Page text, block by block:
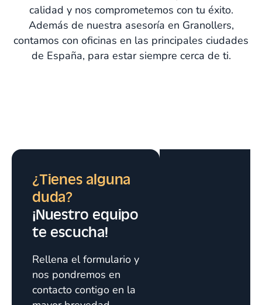
calidad y nos comprometemos con tu éxito.
Además de nuestra asesoría en Granollers,
contamos con oficinas en las principales ciudades
de España, para estar siempre cerca de ti.
¿Tienes alguna
duda?
¡Nuestro equipo
te escucha!
Rellena el formulario y
nos pondremos en
contacto contigo en la